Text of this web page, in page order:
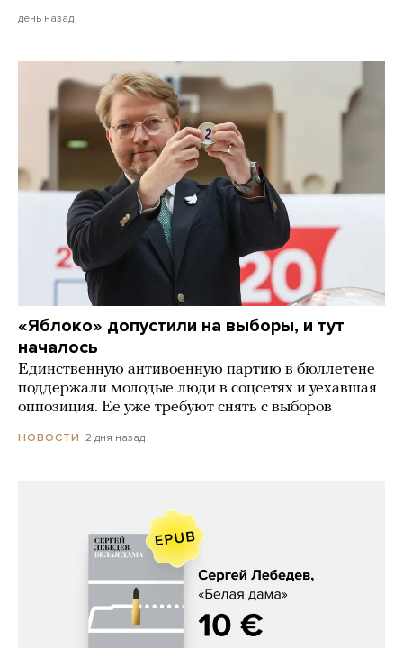
день назад
«Яблоко» допустили на выборы, и тут
началось
Единственную антивоенную партию в бюллетене
поддержали молодые люди в соцсетях и уехавшая
оппозиция. Ее уже требуют снять с выборов
НОВОСТИ 2 дня назад